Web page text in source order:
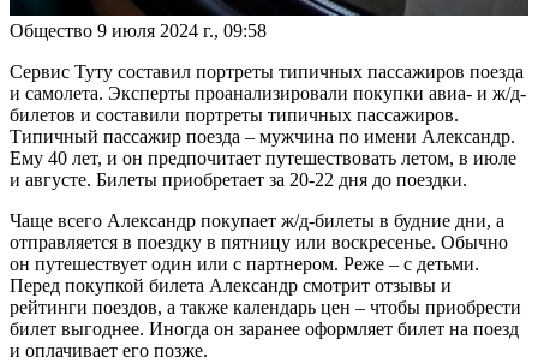
Общество 9 июля 2024 г., 09:58
Сервис Туту составил портреты типичных пассажиров поезда
и самолета. Эксперты проанализировали покупки авиа- и ж/д-
билетов и составили портреты типичных пассажиров.
Типичный пассажир поезда – мужчина по имени Александр.
Ему 40 лет, и он предпочитает путешествовать летом, в июле
и августе. Билеты приобретает за 20-22 дня до поездки.
Чаще всего Александр покупает ж/д-билеты в будние дни, а
отправляется в поездку в пятницу или воскресенье. Обычно
он путешествует один или с партнером. Реже – с детьми.
Перед покупкой билета Александр смотрит отзывы и
рейтинги поездов, а также календарь цен – чтобы приобрести
билет выгоднее. Иногда он заранее оформляет билет на поезд
и оплачивает его позже.